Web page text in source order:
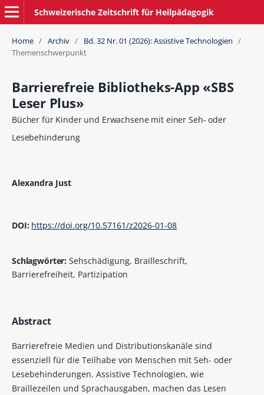
Schweizerische Zeitschrift für Heilpädagogik
Home / Archiv / Bd. 32 Nr. 01 (2026): Assistive Technologien /
Themenschwerpunkt
Barrierefreie Bibliotheks-App «SBS
Leser Plus»
Bücher für Kinder und Erwachsene mit einer Seh- oder
Lesebehinderung
Alexandra Just
DOI: https://doi.org/10.57161/z2026-01-08
Schlagwörter:Sehschädigung, Brailleschrift,
Barrierefreiheit, Partizipation
Abstract
Barrierefreie Medien und Distributionskanäle sind
essenziell für die Teilhabe von Menschen mit Seh- oder
Lesebehinderungen. Assistive Technologien, wie
Braillezeilen und Sprachausgaben, machen das Lesen